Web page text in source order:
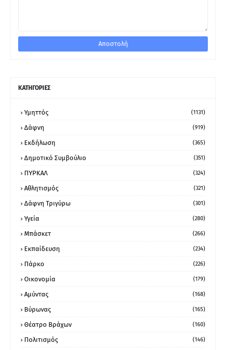
ΚΑΤΗΓΟΡΙΕΣ
Υμηττός (1131)
Δάφνη (919)
Εκδήλωση (365)
Δημοτικό Συμβούλιο (351)
ΠΥΡΚΑΛ (324)
Αθλητισμός (321)
Δάφνη Τριγύρω (301)
Υγεία (280)
Μπάσκετ (266)
Εκπαίδευση (234)
Πάρκο (226)
Οικονομία (179)
Αμύντας (168)
Βύρωνας (165)
Θέατρο Βράχων (160)
Πολιτισμός (146)